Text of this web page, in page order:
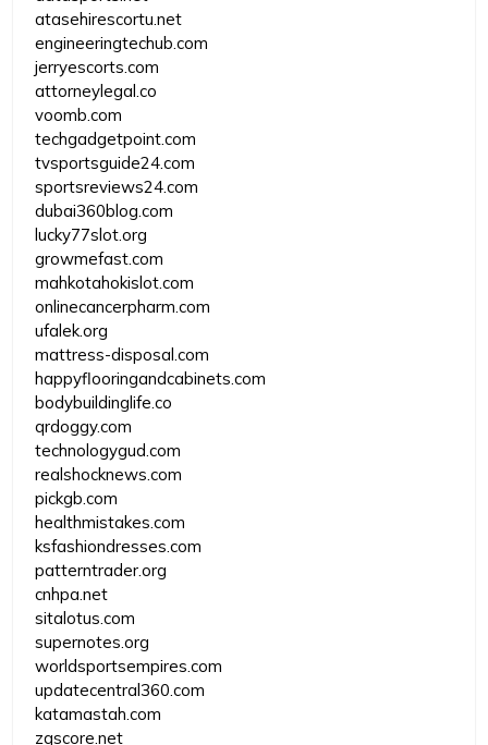
atasehirescortu.net
engineeringtechub.com
jerryescorts.com
attorneylegal.co
voomb.com
techgadgetpoint.com
tvsportsguide24.com
sportsreviews24.com
dubai360blog.com
lucky77slot.org
growmefast.com
mahkotahokislot.com
onlinecancerpharm.com
ufalek.org
mattress-disposal.com
happyflooringandcabinets.com
bodybuildinglife.co
qrdoggy.com
technologygud.com
realshocknews.com
pickgb.com
healthmistakes.com
ksfashiondresses.com
patterntrader.org
cnhpa.net
sitalotus.com
supernotes.org
worldsportsempires.com
updatecentral360.com
katamastah.com
zqscore.net